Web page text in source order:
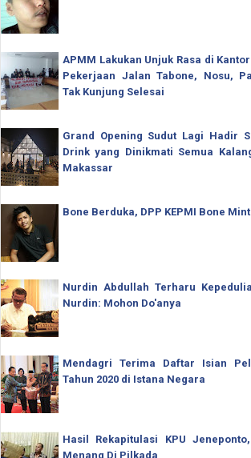
APMM Lakukan Unjuk Rasa di
Pekerjaan Jalan Tabone, Nosu,
Tak Kunjung Selesai
Grand Opening Sudut Lagi Hadir
Drink yang Dinikmati Semua
Makassar
Bone Berduka, DPP KEPMI Bone
Nurdin Abdullah Terharu
Nurdin: Mohon Do'anya
Mendagri Terima Daftar Isian
Tahun 2020 di Istana Negara
Hasil Rekapitulasi KPU
Menang Di Pilkada